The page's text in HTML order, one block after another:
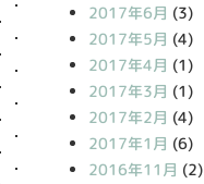
2017年6月 (3)
2017年5月 (4)
2017年4月 (1)
2017年3月 (1)
2017年2月 (4)
2017年1月 (6)
2016年11月 (2)